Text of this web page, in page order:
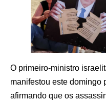
O primeiro-ministro
manifestou este domingo
afirmando que os